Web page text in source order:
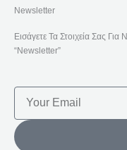
Newsletter
Εισάγετε Τα Στοιχεία Σας
“Newsletter”